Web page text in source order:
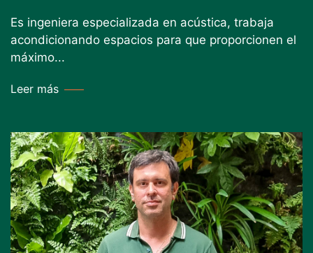
Es ingeniera especializada en acústica, trabaja
acondicionando espacios para que proporcionen el
máximo...
Leer más